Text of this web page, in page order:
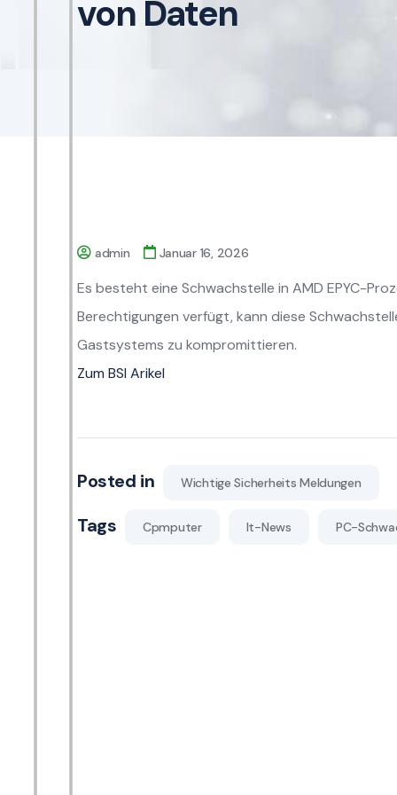
von Daten
admin Januar 16, 2026
Es besteht eine Schwachstelle in AMD EPYC-
Berechtigungen verfügt, kann diese
Gastsystems zu kompromittieren.
Zum BSI Arikel
Posted in Wichtige Sicherheits Meldungen
Tags Cpmputer It-News PC-